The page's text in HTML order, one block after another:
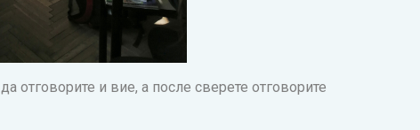
отговорите и вие, а после сверете отговорите